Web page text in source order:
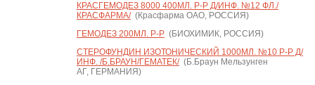
КРАСГЕМОДЕЗ 8000 400МЛ. Р-Р Д/ИНФ. №12 ФЛ./
КРАСФАРМА/(Красфарма ОАО, РОССИЯ)
ГЕМОДЕЗ 200МЛ. Р-Р(БИОХИМИК, РОССИЯ)
СТЕРОФУНДИН ИЗОТОНИЧЕСКИЙ 1000МЛ. №10 Р-Р Д/
ИНФ. /Б.БРАУН/ГЕМАТЕК/(Б.Браун Мельзунген
АГ, ГЕРМАНИЯ)